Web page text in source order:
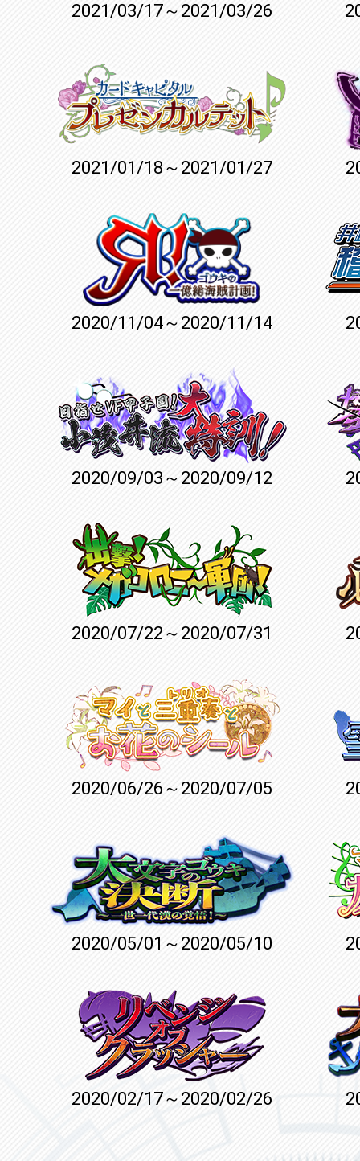
2021/03/17～2021/03/26
2021/01/18～2021/01/27
2020/11/04～2020/11/14
2020/09/03～2020/09/12
2020/07/22～2020/07/31
2020/06/26～2020/07/05
2020/05/01～2020/05/10
2020/02/17～2020/02/26